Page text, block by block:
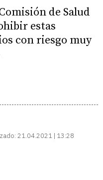
de Salud
estas
con riesgo muy
21.04.2021 | 13:28